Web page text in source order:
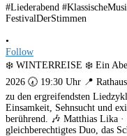
•
Follow
❄️ WINTERREISE ❄️ Ein
2026 🕢 19:30 Uhr 📍
zu den ergreifendsten
Einsamkeit, Sehnsucht und
berührend. 🎶 Matthias Lika
gleichberechtigtes Duo, das